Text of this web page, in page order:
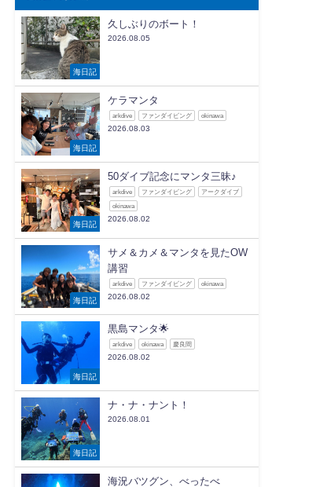
海日記
久しぶりのボート！
2026.08.05
海日記
ケラマンタ
arkdive ファンダイビング okinawa
2026.08.03
海日記
50ダイブ記念にマンタ三昧♪
arkdive ファンダイビング アークダイブ
okinawa
2026.08.02
海日記
サメ＆カメ＆マンタを見たOW
講習
arkdive ファンダイビング okinawa
2026.08.02
海日記
黒島マンタ🌟
arkdive okinawa 慶良間
2026.08.02
海日記
ナ・ナ・ナント！
2026.08.01
海況バツグン、べったべ